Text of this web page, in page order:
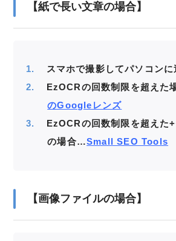
【紙で長い文章の場合】
スマホで撮影してパソコンに
EzOCRの回数制限を超えた
のGoogleレンズ
EzOCRの回数制限を超えた
の場合…Small SEO Tools
【画像ファイルの場合】